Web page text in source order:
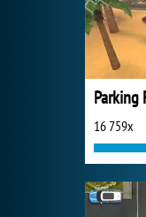
16 759x